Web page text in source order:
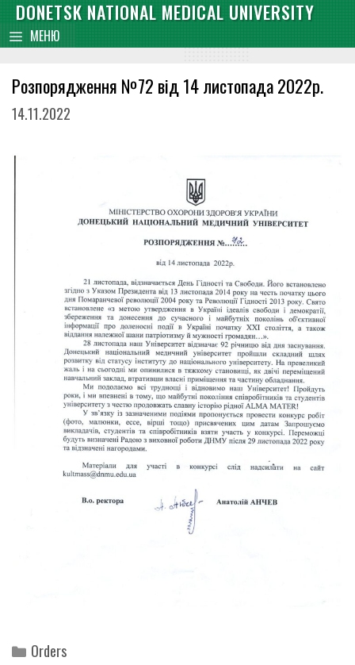
content
Skip
to
content
DONETSK NATIONAL MEDICAL UNIVERSITY
МЕНЮ
Розпорядження №72 від 14 листопада 2022р.
14.11.2022
Categories
Orders